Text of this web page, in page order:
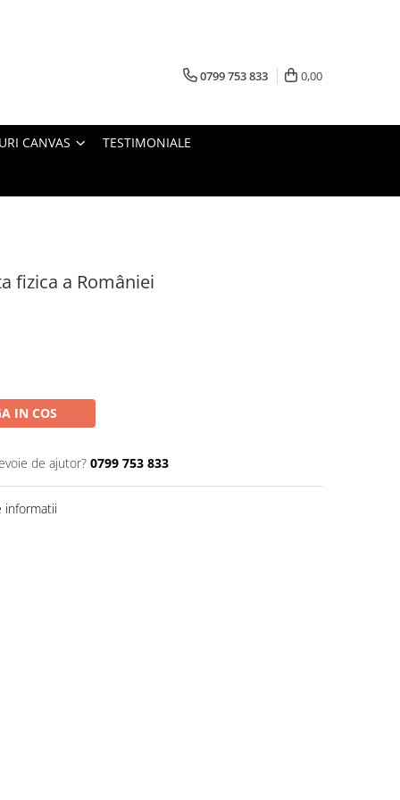
0799 753 833 0,00
CANVAS TESTIMONIALE
fizica a României
IN COS
de ajutor? 0799 753 833
informatii